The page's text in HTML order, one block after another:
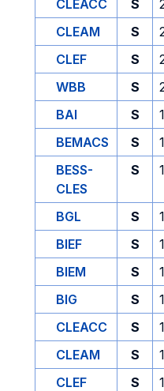
CLEACC
S
CLEAM
S
CLEF
S
WBB
S
BAI
S
BEMACS
S
BESS-
CLES
S
BGL S
BIEF
S
BIEM
S
BIG
S
CLEACC
S
CLEAM
S
CLEF
S